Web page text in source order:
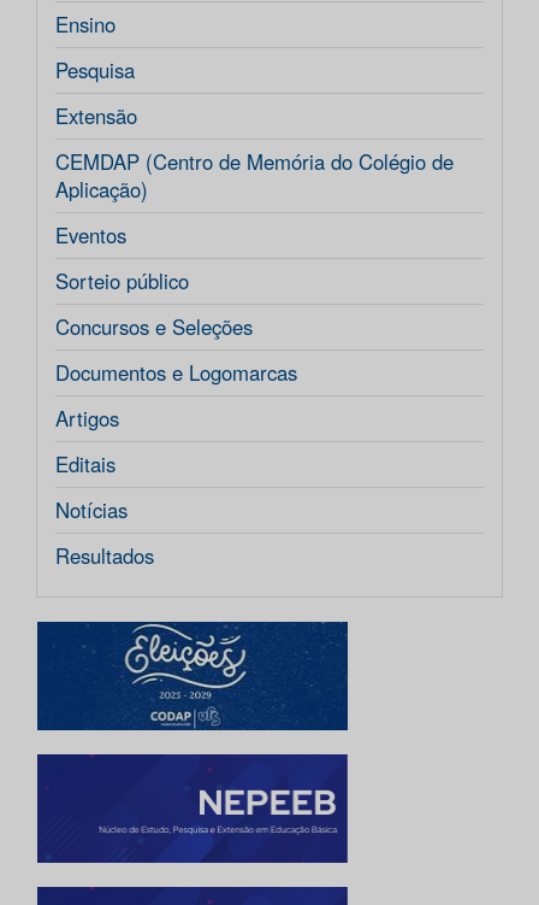
Ensino
Pesquisa
Extensão
CEMDAP (Centro de Memória do Colégio de
Aplicação)
Eventos
Sorteio público
Concursos e Seleções
Documentos e Logomarcas
Artigos
Editais
Notícias
Resultados